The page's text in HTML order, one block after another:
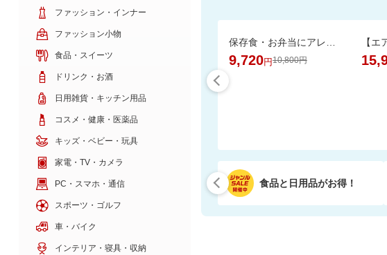
9,720円10,800円
食品と日用品がお得！
ファッション・インナー
ファッション小物
食品・スイーツ
ドリンク・お酒
日用雑貨・キッチン用品
コスメ・健康・医薬品
キッズ・ベビー・玩具
家電・TV・カメラ
PC・スマホ・通信
スポーツ・ゴルフ
車・バイク
インテリア・寝具・収納